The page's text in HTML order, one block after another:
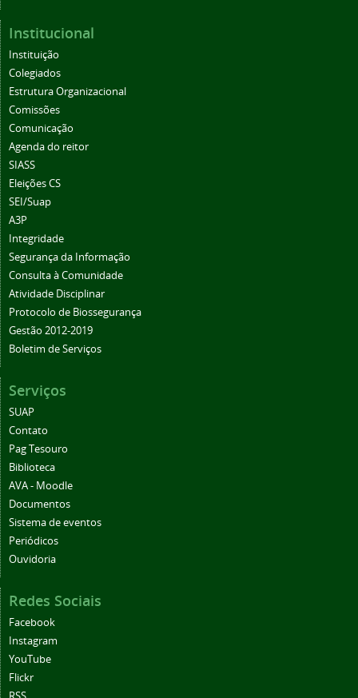
Institucional
Instituição
Colegiados
Estrutura Organizacional
Comissões
Comunicação
Agenda do reitor
SIASS
Eleições CS
SEI/Suap
A3P
Integridade
Segurança da Informação
Consulta à Comunidade
Atividade Disciplinar
Protocolo de Biossegurança
Gestão 2012-2019
Boletim de Serviços
Serviços
SUAP
Contato
Pag Tesouro
Biblioteca
AVA - Moodle
Documentos
Sistema de eventos
Periódicos
Ouvidoria
Redes Sociais
Facebook
Instagram
YouTube
Flickr